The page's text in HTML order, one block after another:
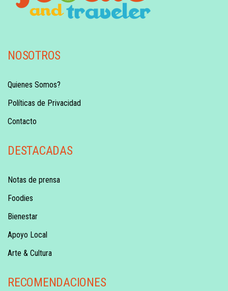
NOSOTROS
Quienes Somos?
Políticas de Privacidad
Contacto
DESTACADAS
Notas de prensa
Foodies
Bienestar
Apoyo Local
Arte & Cultura
RECOMENDACIONES